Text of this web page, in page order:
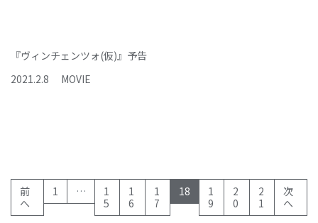
『ヴィンチェンツォ(仮)』予告
2021.2.8 MOVIE
前
へ
1 …
1
5
1
6
1
7
18(current)
1
9
2
0
2
1
次
へ